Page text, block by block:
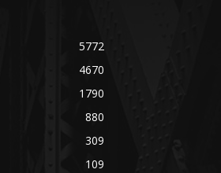
5772
4670
1790
880
309
109